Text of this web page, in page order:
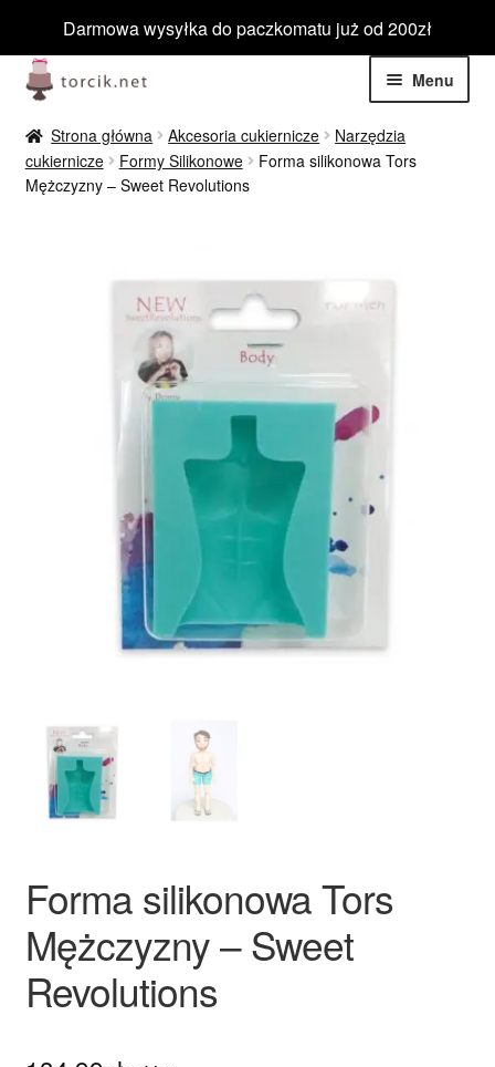
Darmowa wysyłka do paczkomatu już od 200zł
Przejdź
do
nawigacji
Przejdź
do
treści
Menu
Jadalne
Niejadalne
Ozdoby na tort weselny
Strona główna Akcesoria cukiernicze
Narzędzia
cukiernicze
Formy Silikonowe
Forma silikonowa Tors
Mężczyzny – Sweet Revolutions
Forma silikonowa Tors
Mężczyzny – Sweet
Revolutions